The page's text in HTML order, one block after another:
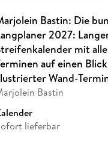
Bastin: Die
2027:
mit
auf einen
Wand-
Bastin
lieferbar